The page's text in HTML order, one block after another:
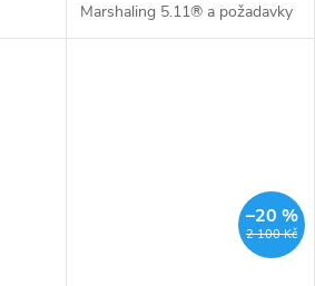
Marshaling 5.11® a požadavky
skutečných profesionálů po
2 100 Kč
–20 %